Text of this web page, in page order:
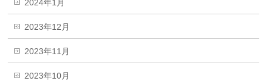
2024年1月
2023年12月
2023年11月
2023年10月